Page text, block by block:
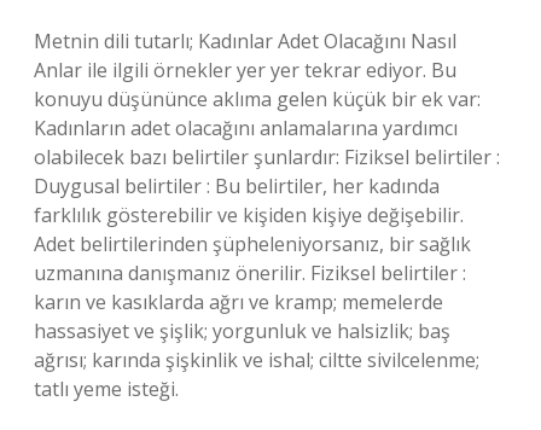
Metnin dili tutarlı; Kadınlar Adet Olacağını Nasıl
Anlar ile ilgili örnekler yer yer tekrar ediyor. Bu
konuyu düşününce aklıma gelen küçük bir ek var:
Kadınların adet olacağını anlamalarına yardımcı
olabilecek bazı belirtiler şunlardır: Fiziksel belirtiler :
Duygusal belirtiler : Bu belirtiler, her kadında
farklılık gösterebilir ve kişiden kişiye değişebilir.
Adet belirtilerinden şüpheleniyorsanız, bir sağlık
uzmanına danışmanız önerilir. Fiziksel belirtiler :
karın ve kasıklarda ağrı ve kramp; memelerde
hassasiyet ve şişlik; yorgunluk ve halsizlik; baş
ağrısı; karında şişkinlik ve ishal; ciltte sivilcelenme;
tatlı yeme isteği.